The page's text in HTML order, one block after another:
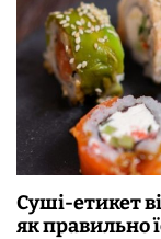
Суші-етикет
як правильно